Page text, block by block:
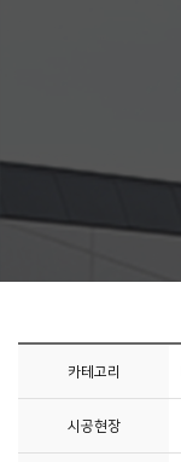
카테고리
시공현장